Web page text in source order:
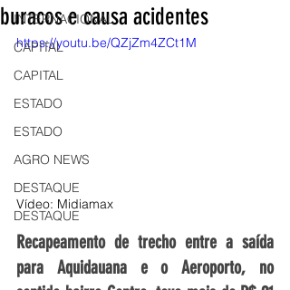
INTERNACIONAL
CAPITAL
CAPITAL
ESTADO
ESTADO
AGRO NEWS
DESTAQUE
DESTAQUE
buracos e causa acidentes
https://youtu.be/QZjZm4ZCt1M
Vídeo: Midiamax
Recapeamento de trecho entre a saída
para Aquidauana e o Aeroporto, no